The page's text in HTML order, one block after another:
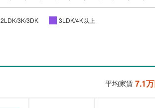
2LDK/3K/3DK
3LDK/4K以上
平均家賃 7.1